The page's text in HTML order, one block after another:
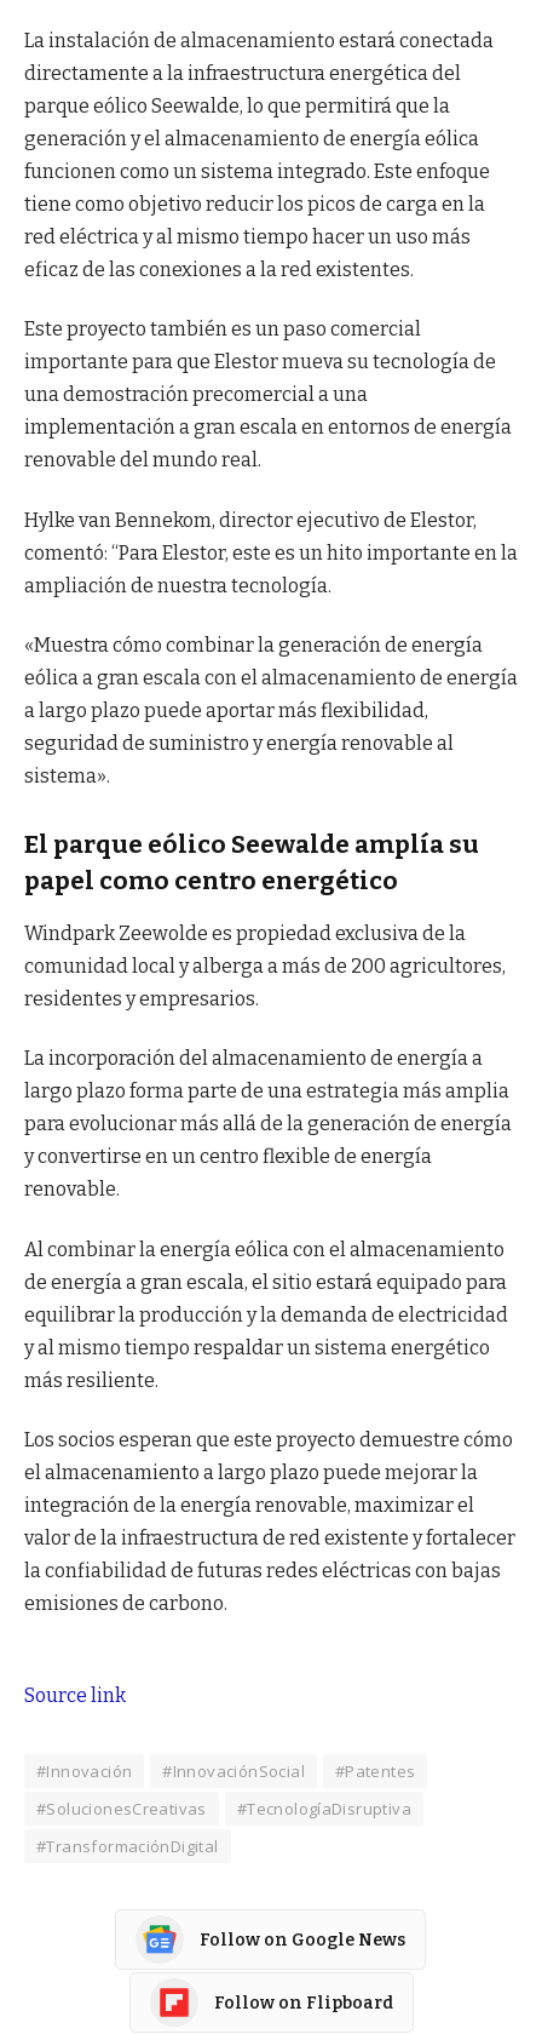
La instalación de almacenamiento estará conectada
directamente a la infraestructura energética del
parque eólico Seewalde, lo que permitirá que la
generación y el almacenamiento de energía eólica
funcionen como un sistema integrado. Este enfoque
tiene como objetivo reducir los picos de carga en la
red eléctrica y al mismo tiempo hacer un uso más
eficaz de las conexiones a la red existentes.
Este proyecto también es un paso comercial
importante para que Elestor mueva su tecnología de
una demostración precomercial a una
implementación a gran escala en entornos de energía
renovable del mundo real.
Hylke van Bennekom, director ejecutivo de Elestor,
comentó: “Para Elestor, este es un hito importante en la
ampliación de nuestra tecnología.
«Muestra cómo combinar la generación de energía
eólica a gran escala con el almacenamiento de energía
a largo plazo puede aportar más flexibilidad,
seguridad de suministro y energía renovable al
sistema».
El parque eólico Seewalde amplía su
papel como centro energético
Windpark Zeewolde es propiedad exclusiva de la
comunidad local y alberga a más de 200 agricultores,
residentes y empresarios.
La incorporación del almacenamiento de energía a
largo plazo forma parte de una estrategia más amplia
para evolucionar más allá de la generación de energía
y convertirse en un centro flexible de energía
renovable.
Al combinar la energía eólica con el almacenamiento
de energía a gran escala, el sitio estará equipado para
equilibrar la producción y la demanda de electricidad
y al mismo tiempo respaldar un sistema energético
más resiliente.
Los socios esperan que este proyecto demuestre cómo
el almacenamiento a largo plazo puede mejorar la
integración de la energía renovable, maximizar el
valor de la infraestructura de red existente y fortalecer
la confiabilidad de futuras redes eléctricas con bajas
emisiones de carbono.
Source link
#Innovación #InnovaciónSocial
#Patentes
#SolucionesCreativas
#TecnologíaDisruptiva
#TransformaciónDigital
Follow on Google News
Follow on Flipboard